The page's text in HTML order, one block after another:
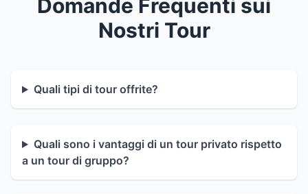
Domande Frequenti sui
Nostri Tour
Quali tipi di tour offrite?
Quali sono i vantaggi di un tour privato rispetto
a un tour di gruppo?